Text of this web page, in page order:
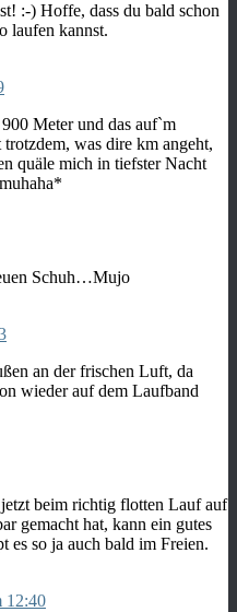
:-) Hoffe, dass du bald schon
laufen kannst.
Meter und das auf`m
was dire km angeht,
quäle mich in tiefster Nacht
Schuh…Mujo
an der frischen Luft, da
wieder auf dem Laufband
beim richtig flotten Lauf auf
gemacht hat, kann ein gutes
es so ja auch bald im Freien.
12:40